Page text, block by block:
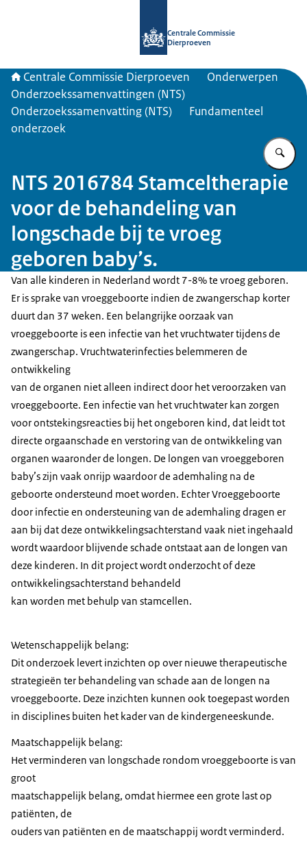
Centrale Commissie
Dierproeven
Centrale Commissie Dierproeven
Onderwerpen
Onderzoekssamenvattingen (NTS)
Onderzoekssamenvatting (NTS)
Fundamenteel
onderzoek
NTS 2016784 Stamceltherapie
voor de behandeling van
longschade bij te vroeg
geboren baby’s.
Van alle kinderen in Nederland wordt 7-8% te vroeg geboren.
Er is sprake van vroeggeboorte indien de zwangerschap korter
duurt dan 37 weken. Een belangrijke oorzaak van
vroeggeboorte is een infectie van het vruchtwater tijdens de
zwangerschap. Vruchtwaterinfecties belemmeren de
ontwikkeling
van de organen niet alleen indirect door het veroorzaken van
vroeggeboorte. Een infectie van het vruchtwater kan zorgen
voor ontstekingsreacties bij het ongeboren kind, dat leidt tot
directe orgaanschade en verstoring van de ontwikkeling van
organen waaronder de longen. De longen van vroeggeboren
baby’s zijn vaak onrijp waardoor de ademhaling na de
geboorte ondersteund moet worden. Echter Vroeggeboorte
door infectie en ondersteuning van de ademhaling dragen er
aan bij dat deze ontwikkelingsachterstand vaak niet ingehaald
wordt waardoor blijvende schade ontstaat aan de longen van
deze kinderen. In dit project wordt onderzocht of deze
ontwikkelingsachterstand behandeld
kan worden met behulp van stamcellen.
Wetenschappelijk belang:
Dit onderzoek levert inzichten op over nieuwe therapeutische
strategieën ter behandeling van schade aan de longen na
vroeggeboorte. Deze inzichten kunnen ook toegepast worden
in disciplines buiten het kader van de kindergeneeskunde.
Maatschappelijk belang:
Het verminderen van longschade rondom vroeggeboorte is van
groot
maatschappelijk belang, omdat hiermee een grote last op
patiënten, de
ouders van patiënten en de maatschappij wordt verminderd.